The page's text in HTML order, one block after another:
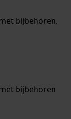
bijbehoren,
bijbehoren